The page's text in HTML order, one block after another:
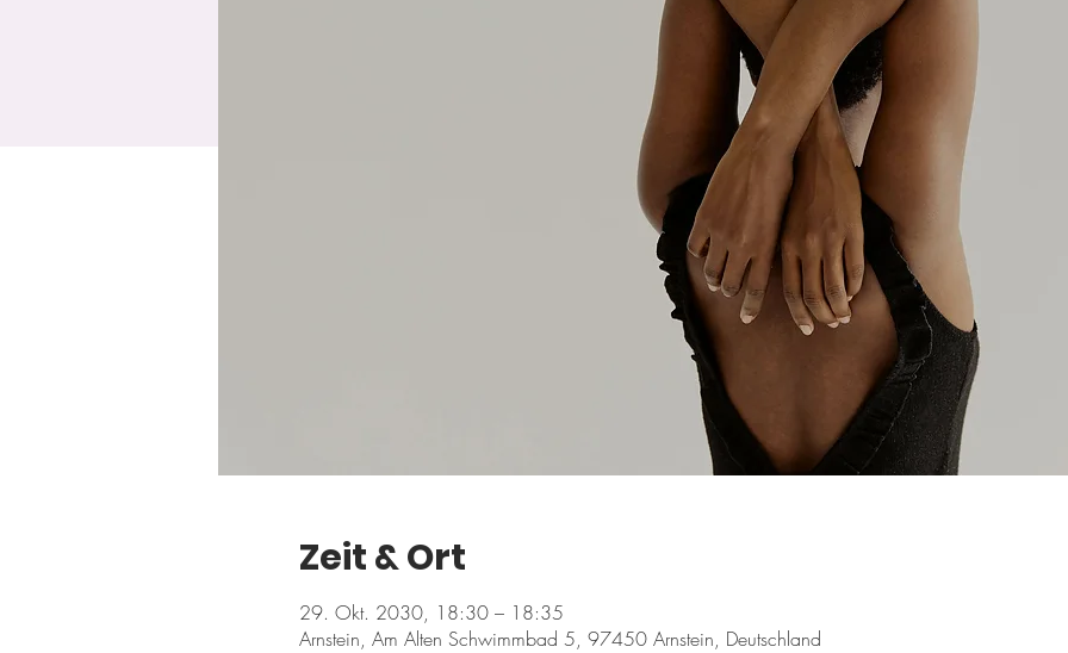
Zeit & Ort
29. Okt. 2030, 18:30 – 18:35
Arnstein, Am Alten Schwimmbad 5, 97450 Arnstein, Deutschland